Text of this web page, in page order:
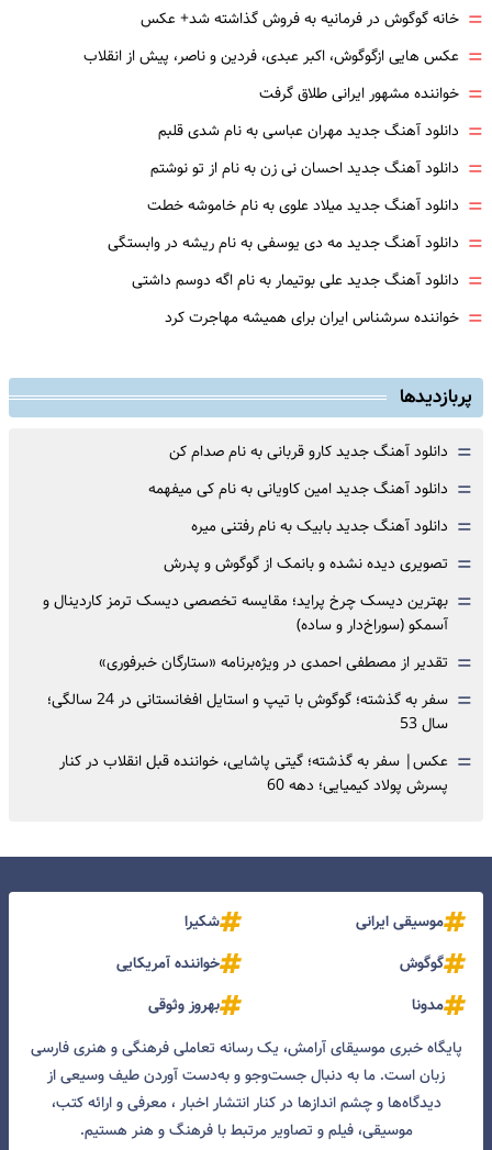
= خانه گوگوش در فرمانیه به فروش گذاشته شد+ عکس
= عکس هایی ازگوگوش، اکبر عبدی، فردین و ناصر، پیش از انقلاب
= خواننده مشهور ایرانی طلاق گرفت
= دانلود آهنگ جدید مهران عباسی به نام شدی قلبم
= دانلود آهنگ جدید احسان نی زن به نام از تو نوشتم
= دانلود آهنگ جدید میلاد علوی به نام خاموشه خطت
= دانلود آهنگ جدید مه دی یوسفی به نام ریشه در وابستگی
= دانلود آهنگ جدید علی بوتیمار به نام اگه دوسم داشتی
= خواننده سرشناس ایران برای همیشه مهاجرت کرد
پربازدیدها
= دانلود آهنگ جدید کارو قربانی به نام صدام کن
= دانلود آهنگ جدید امین کاویانی به نام کی میفهمه
= دانلود آهنگ جدید بابیک به نام رفتنی میره
= تصویری دیده نشده و بانمک از گوگوش و پدرش
= بهترین دیسک چرخ پراید؛ مقایسه تخصصی دیسک ترمز کاردینال و
آسمکو (سوراخ‌دار و ساده)
= تقدیر از مصطفی احمدی در ویژه‌برنامه «ستارگان خبرفوری»
=
سفر به گذشته؛ گوگوش با تیپ و استایل افغانستانی در 24 سالگی؛
سال 53
= عکس| سفر به گذشته؛ گیتی پاشایی، خواننده قبل انقلاب در کنار
پسرش پولاد کیمیایی؛ دهه 60
موسیقی ایرانی
شکیرا
گوگوش
خواننده آمریکایی
مدونا
بهروز وثوقی
پایگاه خبری موسیقای آرامش، یک رسانه تعاملی فرهنگی و هنری فارسی
زبان است. ما به دنبال جست‌و‌جو و به‌دست آوردن طیف وسیعی از
دیدگاه‌ها و چشم انداز‌ها در کنار انتشار اخبار ، معرفی و ارائه کتب،
موسیقی، فیلم و تصاویر مرتبط با فرهنگ و هنر هستیم.